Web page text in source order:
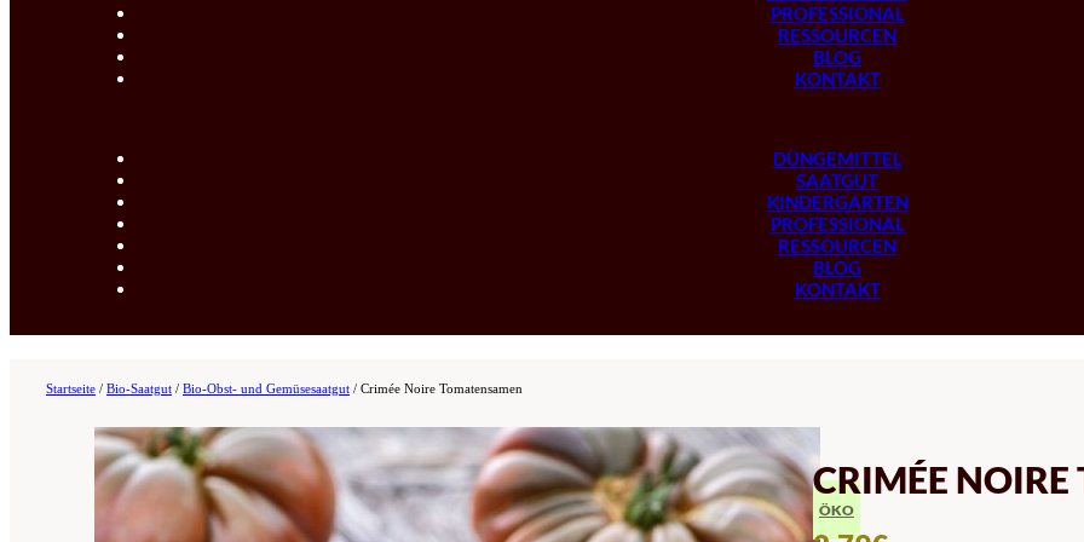
PROFESSIONAL
RESSOURCEN
BLOG
KONTAKT
DÜNGEMITTEL
SAATGUT
KINDERGARTEN
PROFESSIONAL
RESSOURCEN
BLOG
KONTAKT
Startseite / Bio-Saatgut / Bio-Obst- und Gemüsesaatgut / Crimée Noire Tomatensamen
CRIMÉE
ÖKO